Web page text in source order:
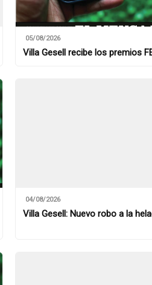
05/08/2026
Villa Gesell recibe los premios
04/08/2026
Villa Gesell: Nuevo robo a la